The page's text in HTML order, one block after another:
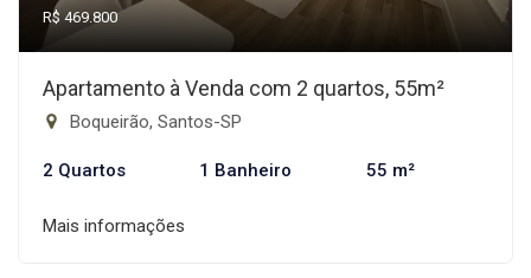
R$ 469.800
Apartamento à Venda com 2 quartos, 55m²
Boqueirão, Santos-SP
2 Quartos 1 Banheiro 55 m²
Mais informações